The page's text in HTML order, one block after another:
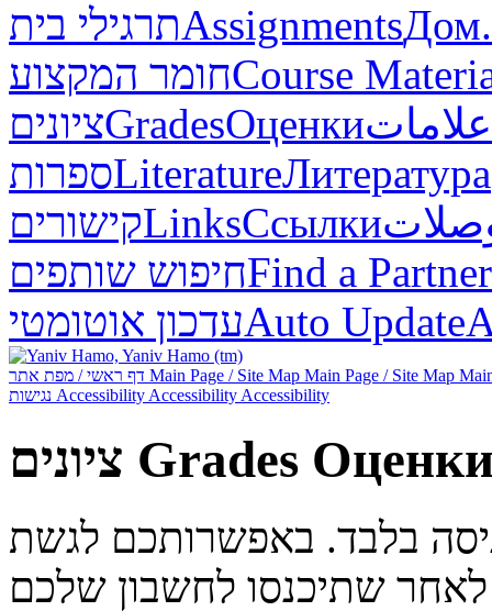
תרגילי ביתAssignmentsДом.
חומר המקצועCourse
ציוניםGradesОценкиعلامات
ספרותLiteratureЛитература
קישוריםLinksСсылки
חיפוש שותפיםFind a Partner
עדכון אוטומטיAuto Update
Main Page / Site Map Main Page / Site Map
Accessibility Accessibility Accessibility
ציונים Grades
בלבד. באפשרותכם לגשת